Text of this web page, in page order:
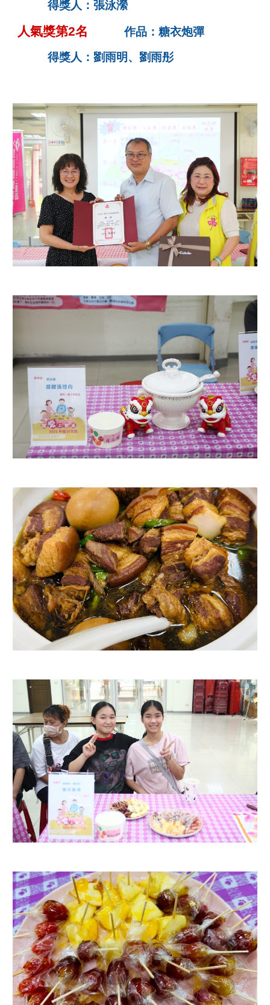
得獎人：張泳瀠
人氣獎第2名作品：糖衣炮彈
得獎人：劉雨明、劉雨彤